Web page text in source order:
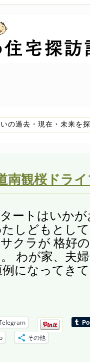
の過去・現在・未来を
南観桜ドラ
ートはいか
しどもとし
クラが 格好
わが家、夫
になってき
その他